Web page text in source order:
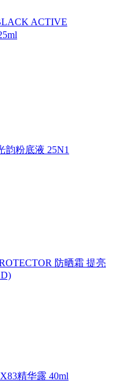
ACTIVE
韵粉底液 25N1
防晒霜 提亮
精华露 40ml